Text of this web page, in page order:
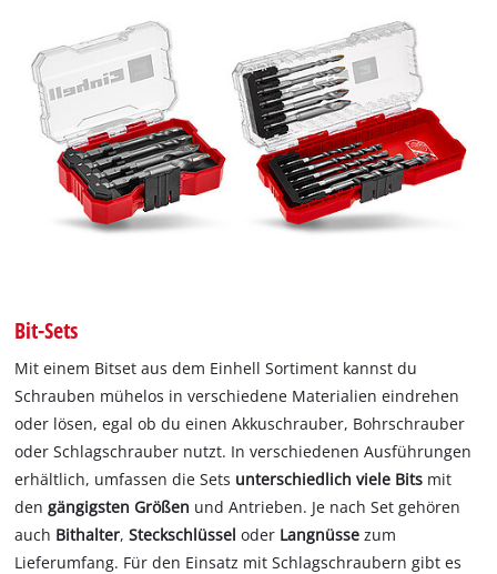
Bit-Sets
Mit einem Bitset aus dem Einhell Sortiment kannst du
Schrauben mühelos in verschiedene Materialien eindrehen
oder lösen, egal ob du einen Akkuschrauber, Bohrschrauber
oder Schlagschrauber nutzt. In verschiedenen Ausführungen
erhältlich, umfassen die Sets unterschiedlich viele Bits mit
dengängigsten Größen und Antrieben. Je nach Set gehören
auch Bithalter,Steckschlüssel oder Langnüsse zum
Lieferumfang. Für den Einsatz mit Schlagschraubern gibt es